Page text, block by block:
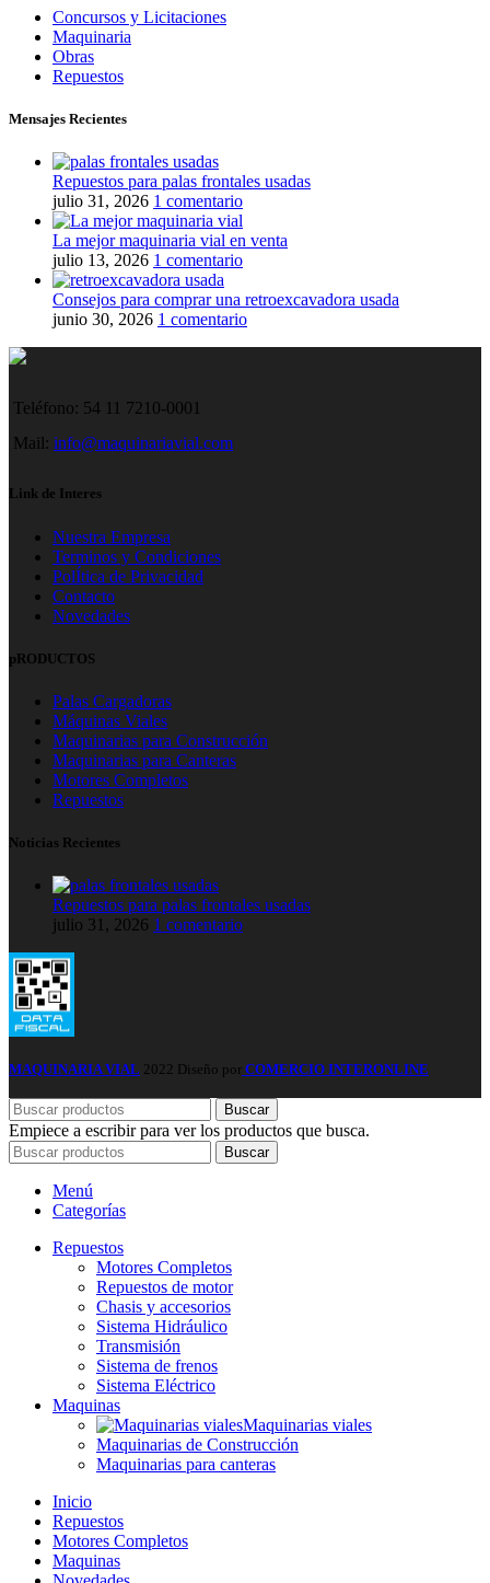
Concursos y Licitaciones
Maquinaria
Obras
Repuestos
Mensajes Recientes
Repuestos para palas frontales usadas
julio 31, 2026 1 comentario
La mejor maquinaria vial en venta
julio 13, 2026 1 comentario
Consejos para comprar una retroexcavadora usada
junio 30, 2026 1 comentario
Teléfono: 54 11 7210-0001
Mail: info@maquinariavial.com
Link de Interes
Nuestra Empresa
Terminos y Condiciones
PolÍtica de Privacidad
Contacto
Novedades
pRODUCTOS
Palas Cargadoras
Máquinas Viales
Maquinarias para Construcción
Maquinarias para Canteras
Motores Completos
Repuestos
Noticias Recientes
Repuestos para palas frontales usadas
julio 31, 2026 1 comentario
MAQUINARIA VIAL 2022 Diseño por COMERCIO INTERONLINE
Buscar
Empiece a escribir para ver los productos que busca.
Buscar
Menú
Categorías
Repuestos
Motores Completos
Repuestos de motor
Chasis y accesorios
Sistema Hidráulico
Transmisión
Sistema de frenos
Sistema Eléctrico
Maquinas
Maquinarias viales
Maquinarias de Construcción
Maquinarias para canteras
Inicio
Repuestos
Motores Completos
Maquinas